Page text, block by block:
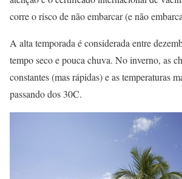
corre o risco de não embarcar (e não
A alta temporada é considerada entre
tempo seco e pouca chuva. No inverno, as
constantes (mas rápidas) e as temperaturas
passando dos 30C.